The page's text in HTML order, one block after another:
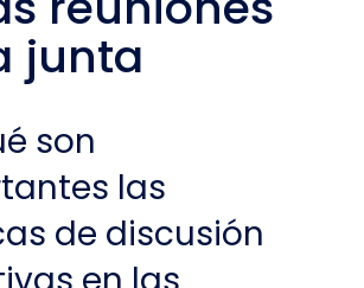
junta
son
las
de discusión